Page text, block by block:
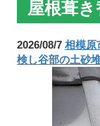
屋根葺
2026/08/7 相模原
検し谷部の土砂